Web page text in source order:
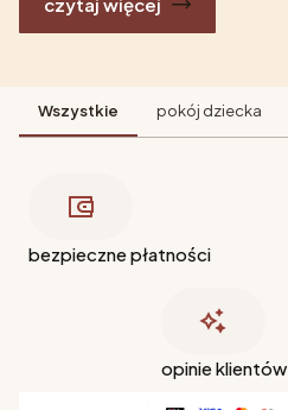
Wszystkie pokój dziecka
bezpieczne płatności
opinie klientów